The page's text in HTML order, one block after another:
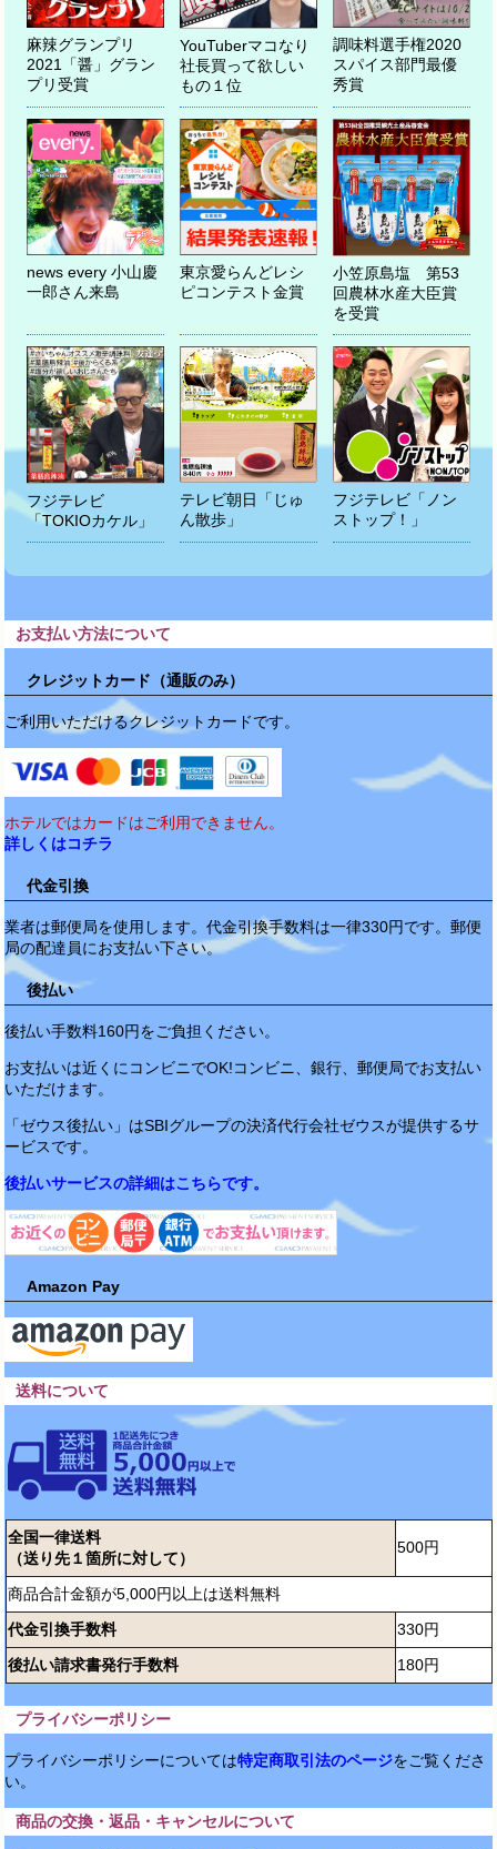
麻辣グランプリ
2021「醤」グラン
プリ受賞
YouTuberマコなり
社長買って欲しい
もの１位
調味料選手権2020
スパイス部門最優
秀賞
news every 小山慶
一郎さん来島
東京愛らんどレシ
ピコンテスト金賞
小笠原島塩 第53
回農林水産大臣賞
を受賞
フジテレビ
「TOKIOカケル」
テレビ朝日「じゅ
ん散歩」
フジテレビ「ノン
ストップ！」
お支払い方法について
クレジットカード（通販のみ）
ご利用いただけるクレジットカードです。
ホテルではカードはご利用できません。
詳しくはコチラ
代金引換
業者は郵便局を使用します。代金引換手数料は一律330円です。郵便
局の配達員にお支払い下さい。
後払い
後払い手数料160円をご負担ください。
お支払いは近くにコンビニでOK!コンビニ、銀行、郵便局でお支払い
いただけます。
「ゼウス後払い」はSBIグループの決済代行会社ゼウスが提供するサ
ービスです。
後払いサービスの詳細はこちらです。
Amazon Pay
送料について
全国一律送料
（送り先１箇所に対して）
500円
商品合計金額が5,000円以上は送料無料
代金引換手数料
330円
後払い請求書発行手数料
180円
プライバシーポリシー
プライバシーポリシーについては特定商取引法のページをご覧くださ
い。
商品の交換・返品・キャンセルについて